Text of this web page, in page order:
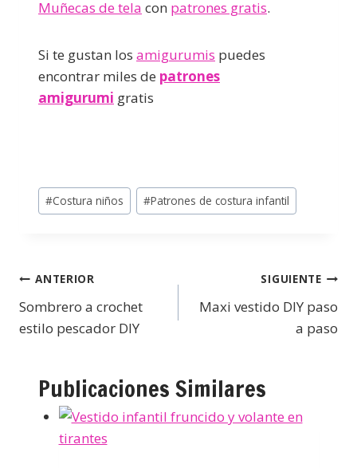
Muñecas de tela con patrones gratis.
Si te gustan los amigurumis puedes
encontrar miles de patrones
amigurumi gratis
#Costura niños #Patrones de costura infantil
ANTERIOR
Sombrero a crochet
estilo pescador DIY
SIGUIENTE
Maxi vestido DIY paso
a paso
Publicaciones Similares